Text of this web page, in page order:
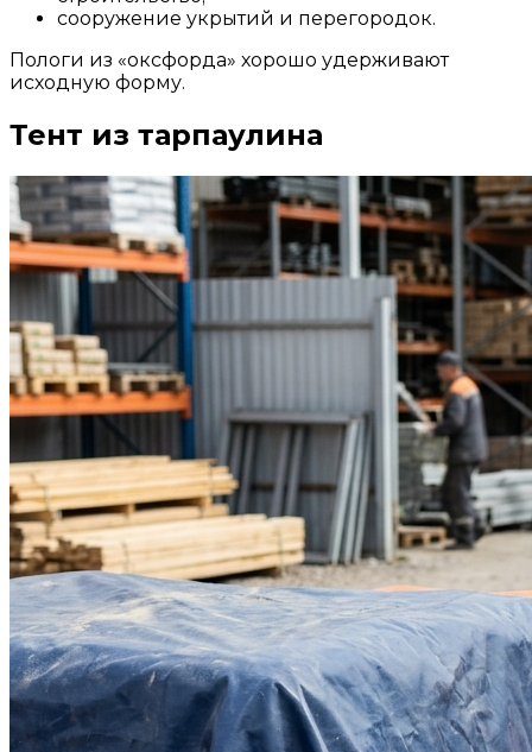
сооружение укрытий и перегородок.
Пологи из «оксфорда» хорошо удерживают
исходную форму.
Тент из тарпаулина